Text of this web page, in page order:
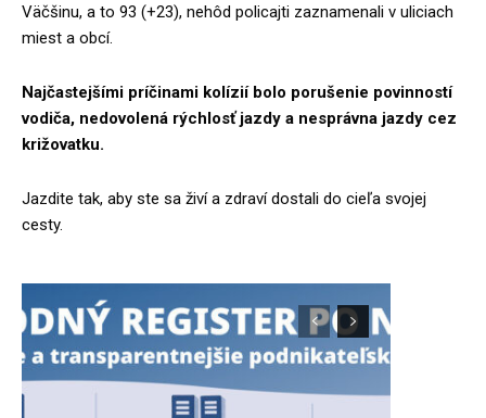
Väčšinu, a to 93 (+23), nehôd policajti zaznamenali v uliciach
miest a obcí.
Najčastejšími príčinami kolízií bolo porušenie povinností
vodiča, nedovolená rýchlosť jazdy a nesprávna jazdy cez
križovatku.
Jazdite tak, aby ste sa živí a zdraví dostali do cieľa svojej
cesty.